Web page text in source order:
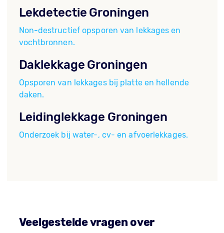
Lekdetectie Groningen
Non-destructief opsporen van lekkages en
vochtbronnen.
Daklekkage Groningen
Opsporen van lekkages bij platte en hellende
daken.
Leidinglekkage Groningen
Onderzoek bij water-, cv- en afvoerlekkages.
Veelgestelde vragen over